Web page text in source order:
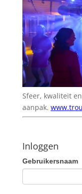
Sfeer, kwaliteit
aanpak.
Inloggen
Gebruikersnaam